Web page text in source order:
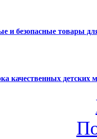
и безопасные товары
качественных детских